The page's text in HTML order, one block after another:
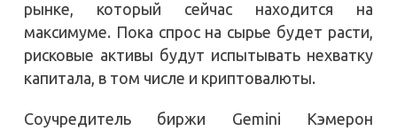
рынке, который сейчас находится на
максимуме. Пока спрос на сырье будет расти,
рисковые активы будут испытывать нехватку
капитала, в том числе и криптовалюты.
Соучредитель биржи Gemini Кэмерон